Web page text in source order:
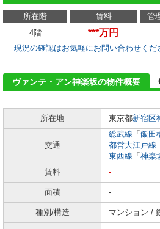
所在階 賃料 管
4階
***万円
現況の確認はお気軽にお問い合わせくだ
ヴァンテ・アン神楽坂の物件概要
所在地
東京都新宿区
交通
総武線 「 飯田
都営大江戸線
東西線 「 神楽
賃料
-
面積 -
種別/構造 マンション /